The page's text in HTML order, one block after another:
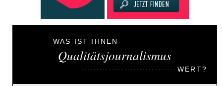
WAS IST IHNEN
Qualitätsjournalismus
WERT?